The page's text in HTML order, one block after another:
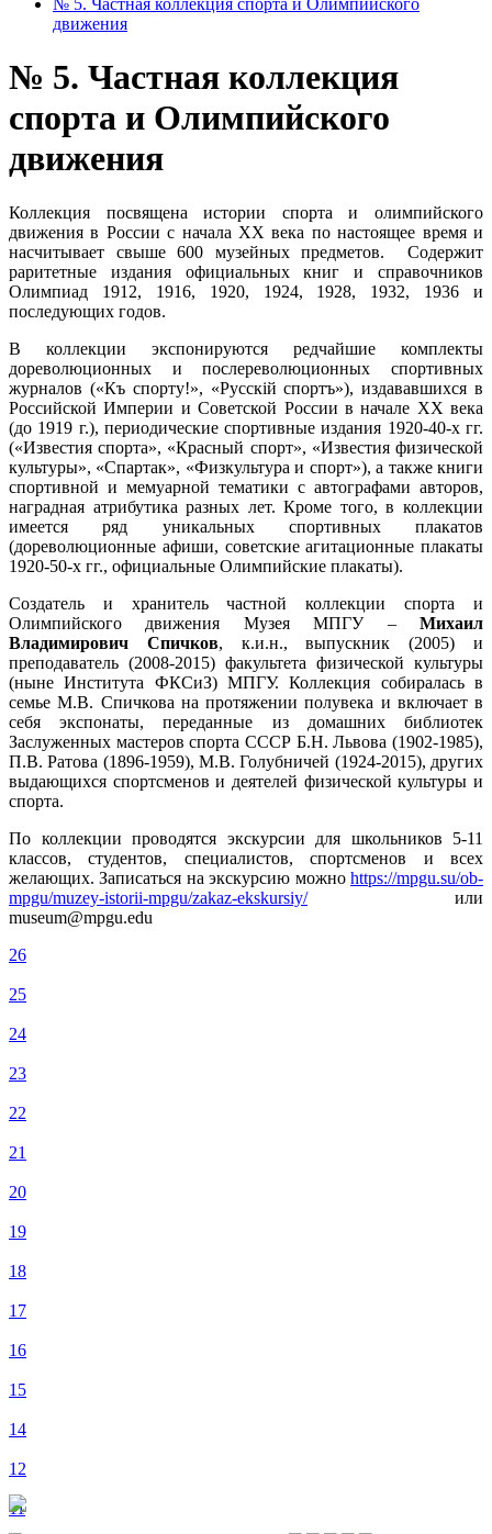
№ 5. Частная коллекция спорта и Олимпийского
движения
№ 5. Частная коллекция
спорта и Олимпийского
движения
Коллекция посвящена истории спорта и олимпийского
движения в России с начала ХХ века по настоящее время и
насчитывает свыше 600 музейных предметов. Содержит
раритетные издания официальных книг и справочников
Олимпиад 1912, 1916, 1920, 1924, 1928, 1932, 1936 и
последующих годов.
В коллекции экспонируются редчайшие комплекты
дореволюционных и послереволюционных спортивных
журналов («Къ спорту!», «Русскiй спортъ»), издававшихся в
Российской Империи и Советской России в начале ХХ века
(до 1919 г.), периодические спортивные издания 1920-40-х гг.
(«Известия спорта», «Красный спорт», «Известия физической
культуры», «Спартак», «Физкультура и спорт»), а также книги
спортивной и мемуарной тематики с автографами авторов,
наградная атрибутика разных лет. Кроме того, в коллекции
имеется ряд уникальных спортивных плакатов
(дореволюционные афиши, советские агитационные плакаты
1920-50-х гг., официальные Олимпийские плакаты).
Создатель и хранитель частной коллекции спорта и
Олимпийского движения Музея МПГУ – Михаил
Владимирович Спичков, к.и.н., выпускник (2005) и
преподаватель (2008-2015) факультета физической культуры
(ныне Института ФКСиЗ) МПГУ. Коллекция собиралась в
семье М.В. Спичкова на протяжении полувека и включает в
себя экспонаты, переданные из домашних библиотек
Заслуженных мастеров спорта СССР Б.Н. Львова (1902-1985),
П.В. Ратова (1896-1959), М.В. Голубничей (1924-2015), других
выдающихся спортсменов и деятелей физической культуры и
спорта.
По коллекции проводятся экскурсии для школьников 5-11
классов, студентов, специалистов, спортсменов и всех
желающих. Записаться на экскурсию можно https://mpgu.su/ob-
mpgu/muzey-istorii-mpgu/zakaz-ekskursiy/или
museum@mpgu.edu
26
25
24
23
22
21
20
19
18
17
16
15
14
12
11